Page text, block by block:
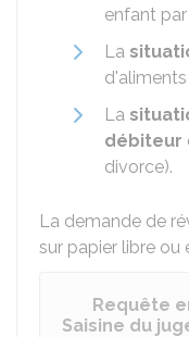
enfant
La
d'aliments
La
débiteur
divorce).
La demande de
sur papier libre ou
Requête
Saisine du